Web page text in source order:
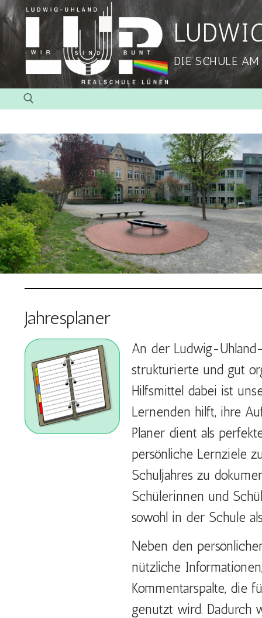
DIE SCHULE AM
Jahresplaner
An der Ludwig-
strukturierte und gut
Hilfsmittel dabei ist
Lernenden hilft, ihre
Planer dient als
persönliche Lernziele
Schuljahres zu
Schülerinnen und
sowohl in der Schule
Neben den
nützliche
Kommentarspalte, die
genutzt wird. Dadurch